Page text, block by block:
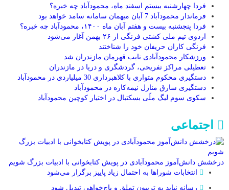
فردا چهارشنبه بیستم اسفند ماه، محمودآباد چه خبره؟
فرماندار محمودآباد 7 آبان میهمان سامانه سامد خواهد بود
فردا پنجشنبه‌ بیست و هفتم آبان ماه ۱۴۰۰، محمودآباد چه خبره؟
اردوی تیم ملی کشتی فرنگی از ۲۶ بهمن آغاز می‌شود
فرنگی کاران حریفان خود را شناختند
ورزشکار محمودآبادی نایب قهرمان مازندران شد
تعطیلی مراکز تفریحی، گردشگری و دریا در مازندران
دستگيري محکوم متواري با کلاهبرداري 30 ميلياردي در محمودآباد
دستگیری سارق منازل نیمه‌کاره در محمودآباد
سکوی سوم لیگ ملّی بسکتبال در اختیار کوچین محمودآباد
اجتماعی
درخشش دانش‌آموز محمودآبادی در پویش کتابخوانی با ادبیات بزرگ شویم
انتخابات شوراها به احتمال زیاد پاییز برگزار می‌شود
رسانه نباید به تریبون تملق و باج‌خواهی تبدیل شود